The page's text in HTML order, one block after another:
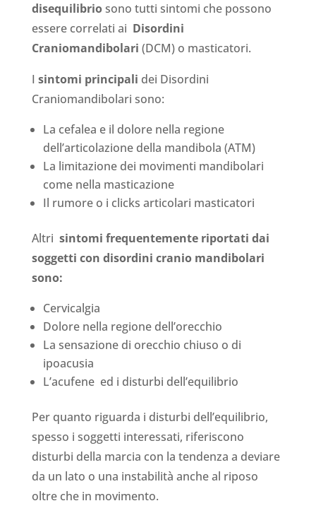
disequilibriosono tutti sintomi che possono
essere correlati ai Disordini
Craniomandibolari (DCM) o masticatori.
I sintomi principali dei Disordini
Craniomandibolari sono:
La cefalea e il dolore nella regione
dell’articolazione della mandibola (ATM)
La limitazione dei movimenti mandibolari
come nella masticazione
Il rumore o i clicks articolari masticatori
Altri sintomi frequentemente riportati dai
soggetti con disordini cranio mandibolari
sono:
Cervicalgia
Dolore nella regione dell’orecchio
La sensazione di orecchio chiuso o di
ipoacusia
L’acufene ed i disturbi dell’equilibrio
Per quanto riguarda i disturbi dell’equilibrio,
spesso i soggetti interessati, riferiscono
disturbi della marcia con la tendenza a deviare
da un lato o una instabilità anche al riposo
oltre che in movimento.